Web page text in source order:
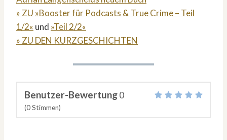
» ZU »Booster für Podcasts & True Crime – Teil
1/2« und »Teil 2/2«
» ZU DEN KURZGESCHICHTEN
Benutzer-Bewertung0
(0Stimmen)